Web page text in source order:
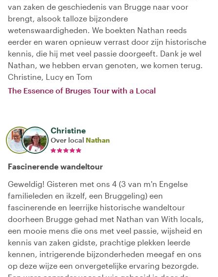
van zaken de geschiedenis van Brugge naar voor
brengt, alsook talloze bijzondere
wetenswaardigheden. We boekten Nathan reeds
eerder en waren opnieuw verrast door zijn historische
kennis, die hij met veel passie doorgeeft. Dank je wel
Nathan, we hebben ervan genoten, we komen terug.
Christine, Lucy en Tom
The Essence of Bruges Tour with a Local
Christine
Over local Nathan
Fascinerende wandeltour
Geweldig! Gisteren met ons 4 (3 van m'n Engelse
familieleden en ikzelf, een Bruggeling) een
fascinerende en leerrijke historische wandeltour
doorheen Brugge gehad met Nathan van With locals,
een mooie mens die ons met veel passie, wijsheid en
kennis van zaken gidste, prachtige plekken leerde
kennen, intrigerende bijzonderheden meegaf en ons
op deze wijze een onvergetelijke ervaring bezorgde.